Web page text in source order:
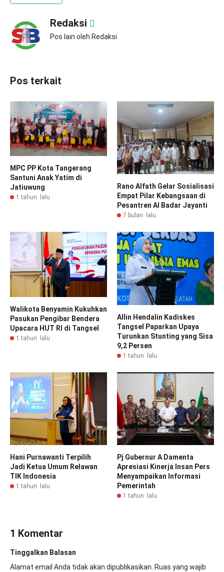
Redaksi
Pos lain oleh Redaksi
Pos terkait
MPC PP Kota Tangerang
Santuni Anak Yatim di
Jatiuwung
1 tahun lalu
Rano Alfath Gelar Sosialisasi
Empat Pilar Kebangsaan di
Pesantren Al Badar Jayanti
7 bulan lalu
Walikota Benyamin Kukuhkan
Pasukan Pengibar Bendera
Upacara HUT RI di Tangsel
1 tahun lalu
Allin Hendalin Kadiskes
Tangsel Paparkan Upaya
Turunkan Stunting yang Sisa
9,2 Persen
1 tahun lalu
Hani Purnawanti Terpilih
Jadi Ketua Umum Relawan
TIK Indonesia
1 tahun lalu
Pj Gubernur A Damenta
Apresiasi Kinerja Insan Pers
Menyampaikan Informasi
Pemerintah
1 tahun lalu
1 Komentar
Tinggalkan Balasan
Alamat email Anda tidak akan dipublikasikan. Ruas yang wajib